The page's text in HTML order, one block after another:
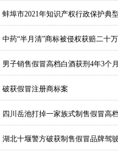
蚌埠市2021年知识产权行政保护典
中药“半月清”商标被侵权获赔二
男子销售假冒高档白酒获刑4年3个
破获假冒注册商标案
四川岳池打掉一家族式制售假冒
湖北十堰警方破获制售假冒品牌驾